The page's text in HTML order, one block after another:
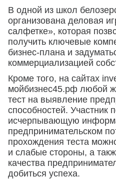
В одной из школ
организована деловая
салфетке», которая
получить ключевые
бизнес-плана и
коммерциализацией
Кроме того, на сайтах
мойбизнес45.рф любой
тест на выявление
способностей. Участник
исчерпывающую
предпринимательском
прохождения теста
и слабые стороны, а
качества
добиться успеха.